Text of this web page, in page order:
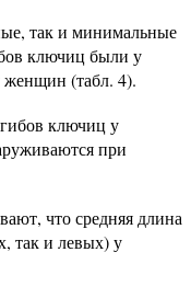
так и минимальные
ключиц были у
женщин (табл. 4).
ключиц у
при
что средняя длина
так и левых) у